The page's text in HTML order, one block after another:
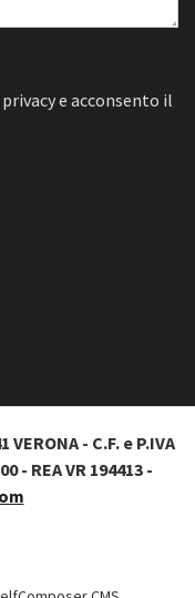
e acconsento il
- C.F. e P.IVA
- REA VR 194413 -